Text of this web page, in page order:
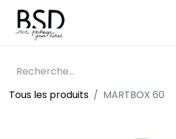
Tous les produits MARTBOX 60